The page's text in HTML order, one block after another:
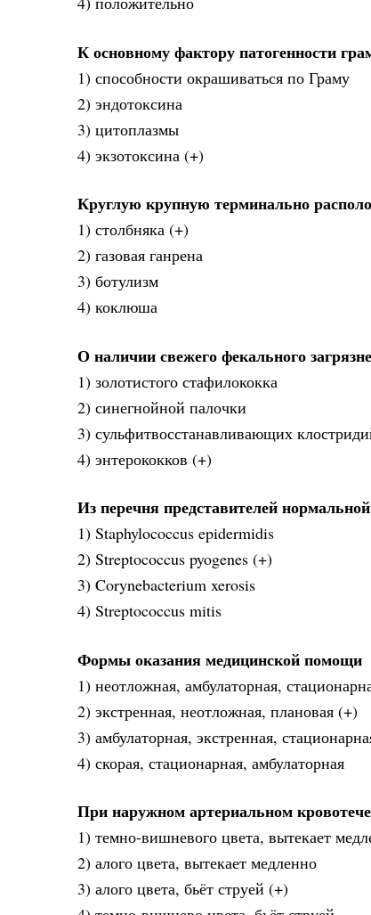
К основному фактору патогенности
1) способности окрашиваться по Граму
2) эндотоксина
3) цитоплазмы
4) экзотоксина (+)
Круглую крупную терминально
1) столбняка (+)
2) газовая ганрена
3) ботулизм
4) коклюша
О наличии свежего фекального
1) золотистого стафилококка
2) синегнойной палочки
3) сульфитвосстанавливающих
4) энтерококков (+)
Из перечня представителей
1) Staphylococcus epidermidis
2) Streptococcus pyogenes (+)
3) Corynebacterium xerosis
4) Streptococcus mitis
Формы оказания медицинской помощи
1) неотложная, амбулаторная,
2) экстренная, неотложная, плановая (+)
3) амбулаторная, экстренная,
4) скорая, стационарная, амбулаторная
При наружном артериальном
1) темно-вишневого цвета, вытекает
2) алого цвета, вытекает медленно
3) алого цвета, бьёт струей (+)